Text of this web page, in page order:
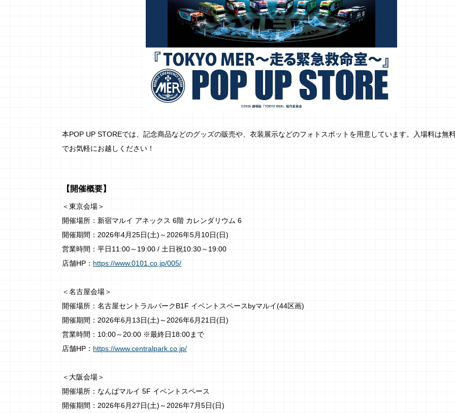
本POP UP STOREでは、記念商品などのグッズの販売や、衣装展示などのフォトスポットを用意しています。入場料は無
でお気軽にお越しください！
【開催概要】
＜東京会場＞
開催場所：新宿マルイ アネックス 6階 カレンダリウム 6
開催期間：2026年4月25日(土)～2026年5月10日(日)
営業時間：平日11:00～19:00 / 土日祝10:30～19:00
店舗HP： https://www.0101.co.jp/005/
＜名古屋会場＞
開催場所：名古屋セントラルパークB1F イベントスペースbyマルイ(44区画)
開催期間：2026年6月13日(土)～2026年6月21日(日)
営業時間：10:00～20:00 ※最終日18:00まで
店舗HP： https://www.centralpark.co.jp/
＜大阪会場＞
開催場所：なんばマルイ 5F イベントスペース
開催期間：2026年6月27日(土)～2026年7月5日(日)